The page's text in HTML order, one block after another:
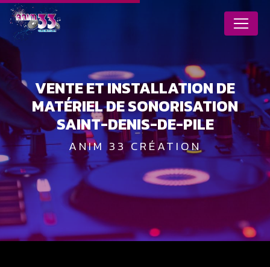
VENTE ET INSTALLATION DE
MATÉRIEL DE SONORISATION
SAINT-DENIS-DE-PILE
ANIM 33 CRÉATION
Panneau de gestion des cookies